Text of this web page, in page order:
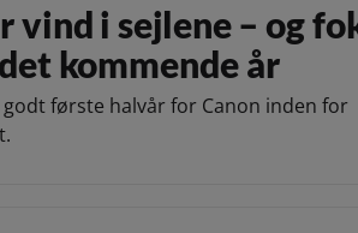
vind i sejlene – og
kommende år
første halvår for Canon inden for